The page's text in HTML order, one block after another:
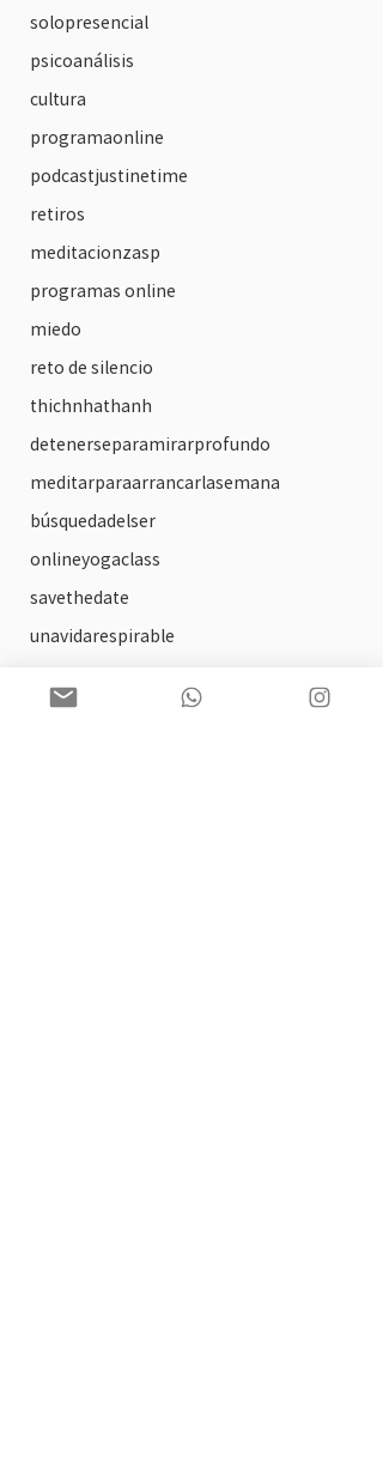
solopresencial
psicoanálisis
cultura
programaonline
podcastjustinetime
retiros
meditacionzasp
programas online
miedo
reto de silencio
thichnhathanh
detenerseparamirarprofundo
meditarparaarrancarlasemana
búsquedadelser
onlineyogaclass
savethedate
unavidarespirable
arte